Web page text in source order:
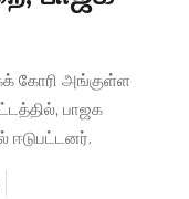
கோரி அங்குள்ள
பாஜக
ஈடுபட்டனர்.